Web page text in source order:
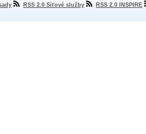
RSS 2.0 Síťové služby RSS 2.0 INSPIRE